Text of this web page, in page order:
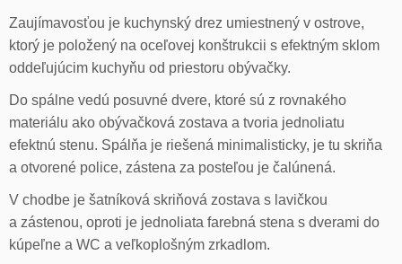
Zaujímavosťou je kuchynský drez umiestnený v ostrove,
ktorý je položený na oceľovej konštrukcii s efektným sklom
oddeľujúcim kuchyňu od priestoru obývačky.
Do spálne vedú posuvné dvere, ktoré sú z rovnakého
materiálu ako obývačková zostava a tvoria jednoliatu
efektnú stenu. Spálňa je riešená minimalisticky, je tu skriňa
a otvorené police, zástena za posteľou je čalúnená.
V chodbe je šatníková skriňová zostava s lavičkou
a zástenou, oproti je jednoliata farebná stena s dverami do
kúpeľne a WC a veľkoplošným zrkadlom.